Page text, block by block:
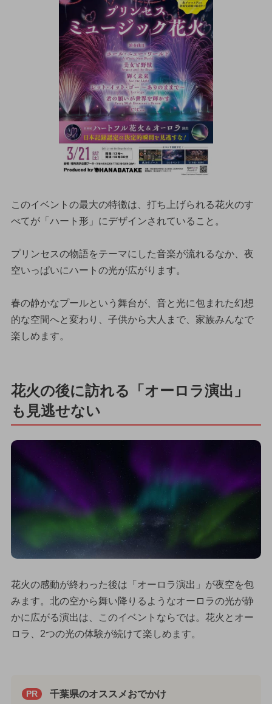
このイベントの最大の特徴は、打ち上げられる花火のす
べてが「ハート形」にデザインされていること。
プリンセスの物語をテーマにした音楽が流れるなか、夜
空いっぱいにハートの光が広がります。
春の静かなプールという舞台が、音と光に包まれた幻想
的な空間へと変わり、子供から大人まで、家族みんなで
楽しめます。
花火の後に訪れる「オーロラ演出」
も見逃せない
花火の感動が終わった後は「オーロラ演出」が夜空を包
みます。北の空から舞い降りるようなオーロラの光が静
かに広がる演出は、このイベントならでは。花火とオー
ロラ、2つの光の体験が続けて楽しめます。
PR 千葉県のオススメおでかけ